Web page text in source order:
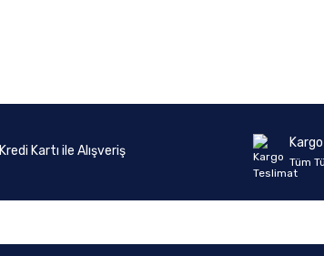
Kredi Kartı ile Alışveriş
Tüm